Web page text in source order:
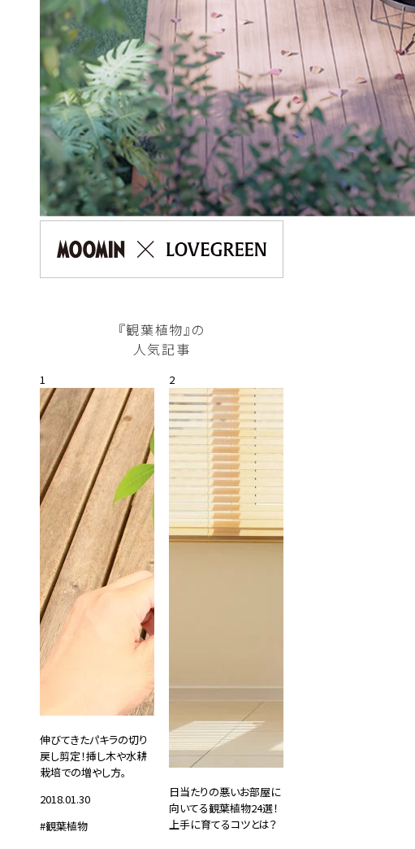
『観葉植物』の
人気記事
1
伸びてきたパキラの切り
戻し剪定！挿し木や水耕
栽培での増やし方。
2018.01.30
#観葉植物
2
日当たりの悪いお部屋に
向いてる観葉植物24選！
上手に育てるコツとは？